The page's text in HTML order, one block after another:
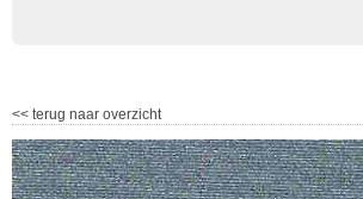
<< terug naar overzicht